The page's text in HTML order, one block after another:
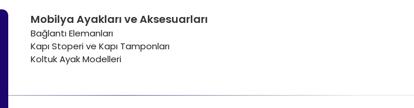
Mobilya Ayakları ve Aksesuarları
Bağlantı Elemanları
Kapı Stoperi ve Kapı Tamponları
Koltuk Ayak Modelleri